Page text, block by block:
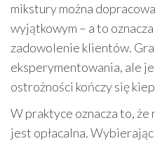
mikstury można
wyjątkowym – a to
zadowolenie klientów. Gra
eksperymentowania, ale
ostrożności kończy się
W praktyce oznacza to, że
jest opłacalna. Wybierając